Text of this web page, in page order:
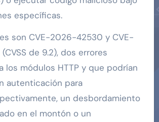
específicas.
son CVE-2026-42530 y CVE-
de 9.2), dos errores
los módulos HTTP y que podrían
autenticación para
un desbordamiento
en el montón o un